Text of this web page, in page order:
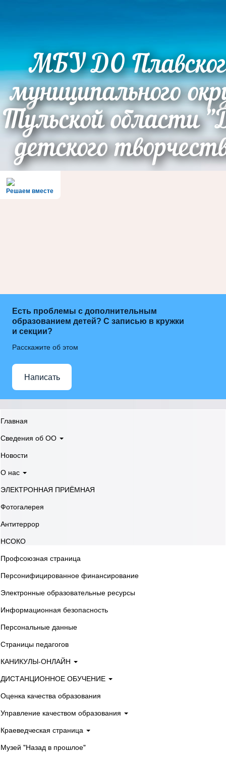
МБУ ДО
муниципального
Тульской области
детского
Решаем вместе
Есть проблемы с дополнительным
образованием детей? С записью в кружки
и секции?
Расскажите об этом
Написать
Главная
Сведения об ОО
Новости
О нас
ЭЛЕКТРОННАЯ ПРИЁМНАЯ
Фотогалерея
Антитеррор
НСОКО
Профсоюзная страница
Персонифицированное финансирование
Электронные образовательные ресурсы
Информационная безопасность
Персональные данные
Страницы педагогов
КАНИКУЛЫ-ОНЛАЙН
ДИСТАНЦИОННОЕ ОБУЧЕНИЕ
Оценка качества образования
Управление качеством образования
Краеведческая страница
Музей "Назад в прошлое"